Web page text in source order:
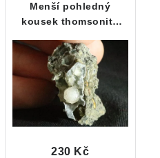
Menší pohledný
kousek thomsonitu
230 Kč